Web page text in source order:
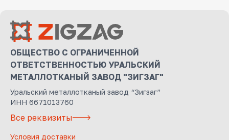
ОБЩЕСТВО С ОГРАНИЧЕННОЙ
ОТВЕТСТВЕННОСТЬЮ УРАЛЬСКИЙ
МЕТАЛЛОТКАНЫЙ ЗАВОД "ЗИГЗАГ"
Уральский металлотканый завод “Зигзаг”
ИНН 6671013760
Все реквизиты
Условия доставки